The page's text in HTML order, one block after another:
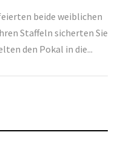
beide weiblichen
Staffeln sicherten Sie
den Pokal in die...